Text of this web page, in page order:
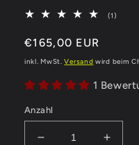
(1)
Normaler
Preis
€165,00 EUR
inkl. MwSt.Versand wird beim
1
Anzahl